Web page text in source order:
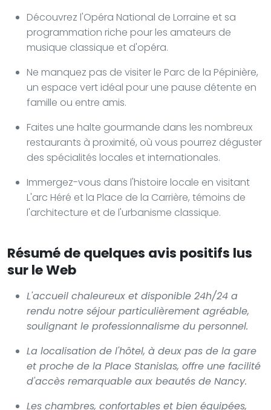
Découvrez l'Opéra National de Lorraine et sa
programmation riche pour les amateurs de
musique classique et d'opéra.
Ne manquez pas de visiter le Parc de la Pépinière,
un espace vert idéal pour une pause détente en
famille ou entre amis.
Faites une halte gourmande dans les nombreux
restaurants à proximité, où vous pourrez déguster
des spécialités locales et internationales.
Immergez-vous dans l'histoire locale en visitant
L'arc Héré et la Place de la Carrière, témoins de
l'architecture et de l'urbanisme classique.
Résumé de quelques avis positifs lus
sur le Web
L'accueil chaleureux et disponible 24h/24 a
rendu notre séjour particulièrement agréable,
soulignant le professionnalisme du personnel.
La localisation de l'hôtel, à deux pas de la gare
et proche de la Place Stanislas, offre une facilité
d'accès remarquable aux beautés de Nancy.
Les chambres, confortables et bien équipées,